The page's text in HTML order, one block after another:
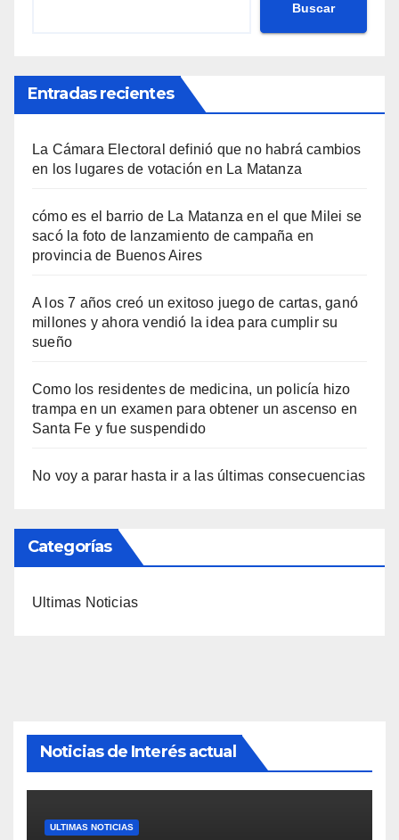
Buscar
Entradas recientes
La Cámara Electoral definió que no habrá cambios
en los lugares de votación en La Matanza
cómo es el barrio de La Matanza en el que Milei se
sacó la foto de lanzamiento de campaña en
provincia de Buenos Aires
A los 7 años creó un exitoso juego de cartas, ganó
millones y ahora vendió la idea para cumplir su
sueño
Como los residentes de medicina, un policía hizo
trampa en un examen para obtener un ascenso en
Santa Fe y fue suspendido
No voy a parar hasta ir a las últimas consecuencias
Categorías
Ultimas Noticias
Noticias de Interés actual
ULTIMAS NOTICIAS